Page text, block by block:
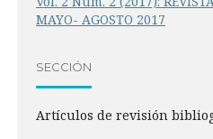
MAYO- AGOSTO 2017
SECCIÓN
Artículos de revisión